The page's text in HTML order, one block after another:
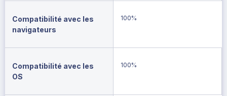
Compatibilité avec les
navigateurs
100%
Compatibilité avec les
OS
100%